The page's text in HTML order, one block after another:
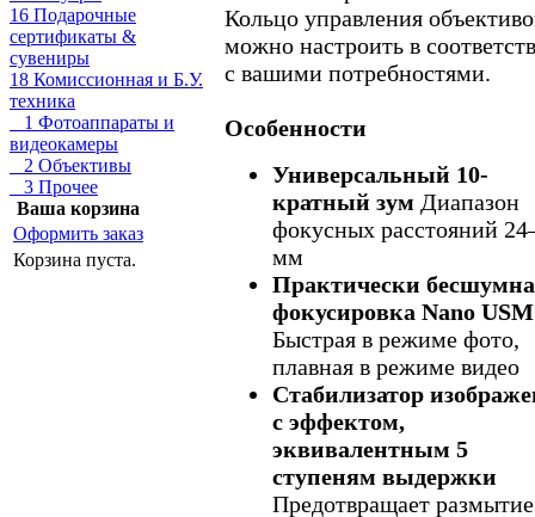
16 Подарочные
сертификаты &
сувениры
18 Комиссионная и Б.У.
техника
1 Фотоаппараты и
видеокамеры
2 Объективы
3 Прочее
Ваша корзина
Оформить заказ
Корзина пуста.
Кольцо управления
можно настроить в
с вашими потребностями.
Особенности
Универсальный 10-
кратный зум Диапазон
фокусных расстояний
мм
Практически
фокусировка Nano USM
Быстрая в режиме фото,
плавная в режиме видео
Стабилизатор
с эффектом,
эквивалентным 5
ступеням выдержки
Предотвращает